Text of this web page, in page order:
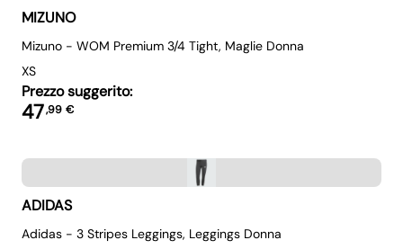
MIZUNO
Mizuno - WOM Premium 3/4 Tight, Maglie Donna
XS
Prezzo suggerito:
47,99 €
ADIDAS
Adidas - 3 Stripes Leggings, Leggings Donna